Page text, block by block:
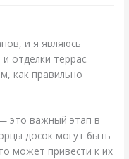
и я являюсь
отделки террас.
как правильно
это важный этап в
досок могут быть
может привести к их